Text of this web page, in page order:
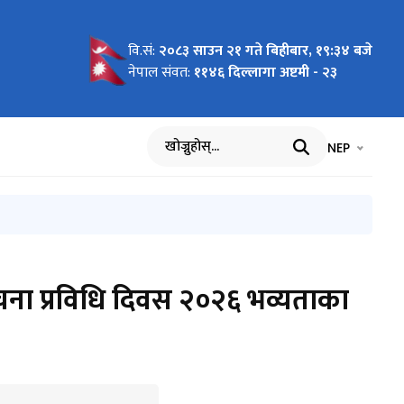
वि.सं: २०८३ साउन २१ गते बिहीबार, १९:३५ बजे
नेपाल संवत: ११४६ दिल्लागा अष्टमी - २३
खोज्नुहोस् भाषा चयन
NEP
प्रविधि दिवस २०२६ भव्यताका